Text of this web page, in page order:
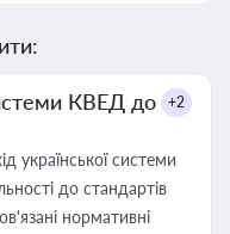
КВЕД до
+2
української системи
до стандартів
нормативні